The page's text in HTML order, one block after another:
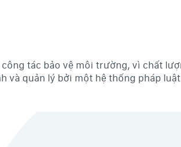
tác bảo vệ môi trường, vì chất
quản lý bởi một hệ thống pháp